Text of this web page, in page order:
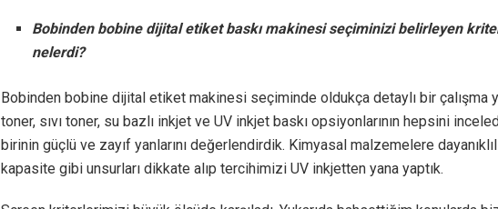
Bobinden bobine dijital etiket baskı makinesi seçiminizi belirleyen
nelerdi?
Bobinden bobine dijital etiket makinesi seçiminde oldukça detaylı bir çalışma
toner, sıvı toner, su bazlı inkjet ve UV inkjet baskı opsiyonlarının hepsini
birinin güçlü ve zayıf yanlarını değerlendirdik. Kimyasal malzemelere
kapasite gibi unsurları dikkate alıp tercihimizi UV inkjetten yana yaptık.